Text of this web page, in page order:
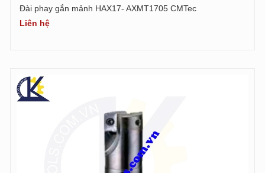
Đài phay gắn mảnh HAX17- AXMT1705 CMTec
Liên hệ